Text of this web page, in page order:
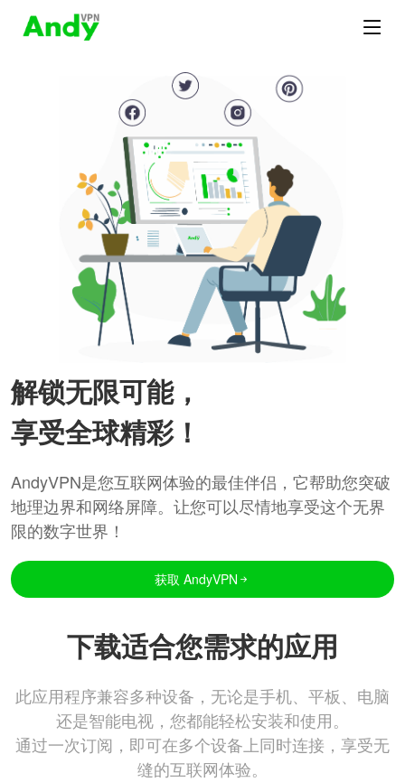
解锁无限可能，
享受全球精彩！
AndyVPN是您互联网体验的最佳伴侣，它帮助您突破
地理边界和网络屏障。让您可以尽情地享受这个无界
限的数字世界！
获取 AndyVPN
下载适合您需求的应用
此应用程序兼容多种设备，无论是手机、平板、电脑
还是智能电视，您都能轻松安装和使用。
通过一次订阅，即可在多个设备上同时连接，享受无
缝的互联网体验。